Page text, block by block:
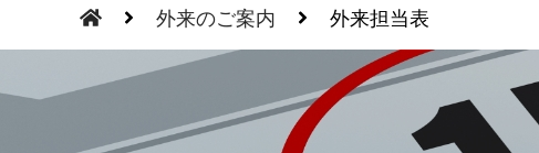
外来のご案内 外来担当表